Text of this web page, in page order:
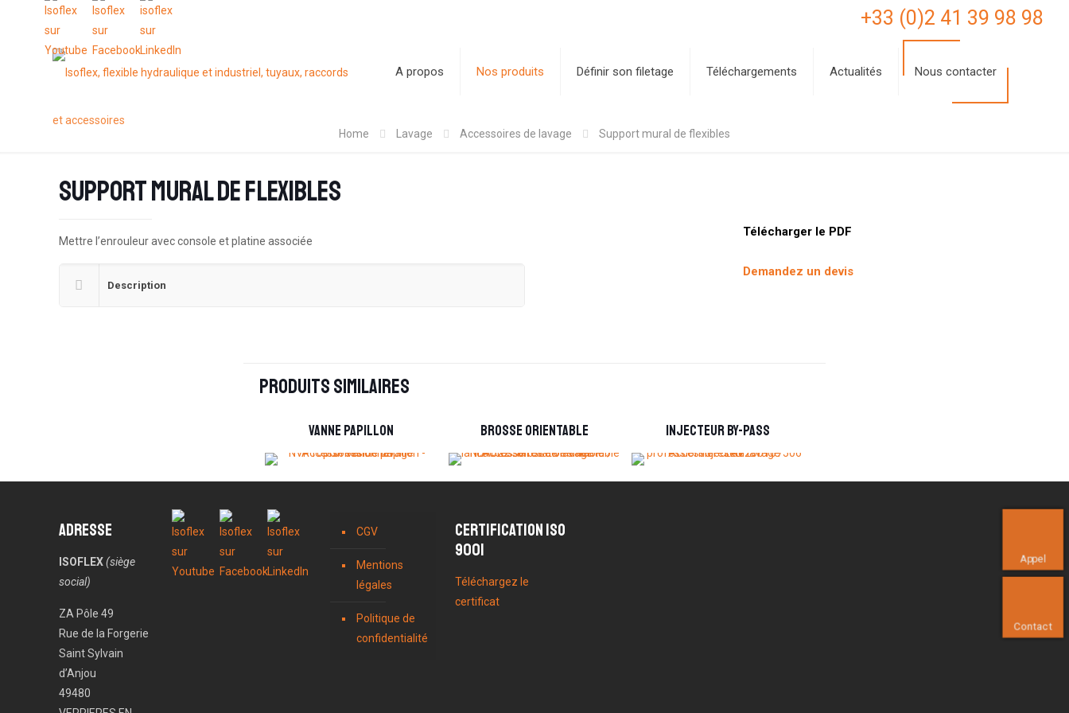
+33 (0)2 41 39 98 98
A propos Nos produits Définir son filetage Téléchargements Actualités Nous contacter
Home Lavage Accessoires de lavage Support mural de flexibles
Télécharger le PDF
Demandez un devis
Support mural de flexibles
Mettre l’enrouleur avec console et platine associée
Description
Produits similaires
Vanne papillon Brosse orientable Injecteur By-pass
Adresse
ISOFLEX(siège
social)
ZA Pôle 49
Rue de la Forgerie
Saint Sylvain
d’Anjou
49480
CGV
Mentions
légales
Politique de
confidentialité
Certification ISO
9001
Téléchargez le
certificat
Appel
Contact